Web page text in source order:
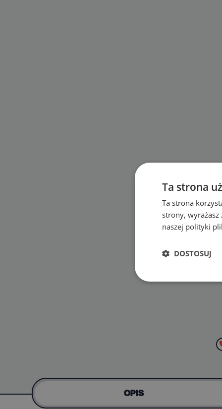
OPIS
Ta strona
Ta strona
strony,
naszej polityki
DOSTOSUJ